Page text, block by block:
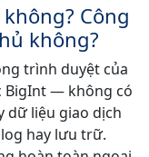
Công
không?
trình duyệt của
BigInt — không có
dữ liệu giao dịch
hay lưu trữ.